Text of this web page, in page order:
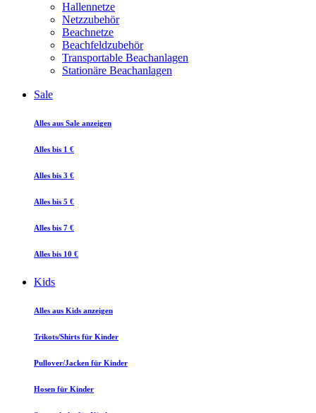
Hallennetze
Netzzubehör
Beachnetze
Beachfeldzubehör
Transportable Beachanlagen
Stationäre Beachanlagen
Sale
Alles aus Sale anzeigen
Alles bis 1 €
Alles bis 3 €
Alles bis 5 €
Alles bis 7 €
Alles bis 10 €
Kids
Alles aus Kids anzeigen
Trikots/Shirts für Kinder
Pullover/Jacken für Kinder
Hosen für Kinder